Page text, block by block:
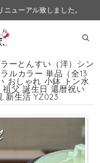
ューアル致しました。
ーとんすい（洋）シン
ルカラー 単品（全13
おしゃれ 小鉢 トン水
父 誕生日 還暦祝い
新生活 YZ023